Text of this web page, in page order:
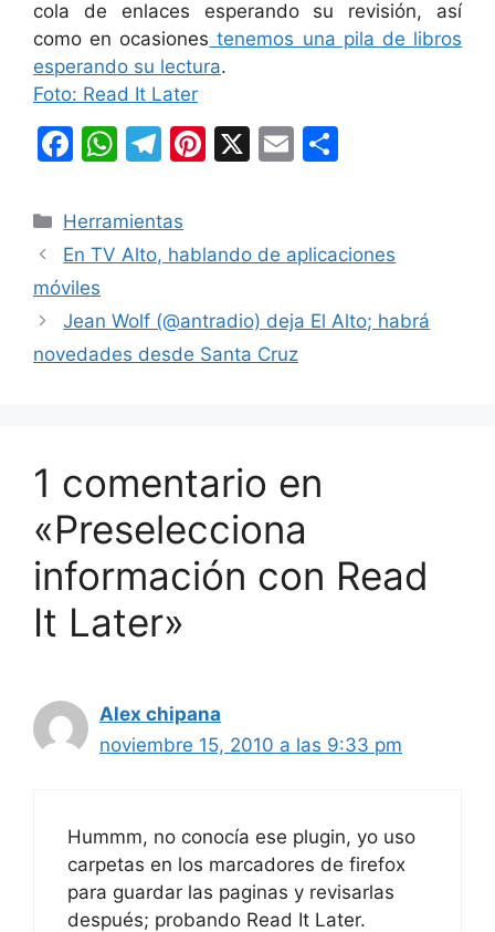
cola de enlaces esperando su revisión, así
como en ocasiones tenemos una pila de libros
esperando su lectura.
Foto: Read It Later
F
c
e
b
o
o
W
at
s
p
p
T
e
gr
m
Pi
e
X
E
l
p
tir
Categorías
Herramientas
En TV Alto, hablando de aplicaciones
móviles
Jean Wolf (@antradio) deja El Alto; habrá
novedades desde Santa Cruz
1 comentario en
«Preselecciona
información con Read
It Later»
Alex chipana
noviembre 15, 2010 a las 9:33 pm
Hummm, no conocía ese plugin, yo uso
carpetas en los marcadores de firefox
para guardar las paginas y revisarlas
después; probando Read It Later.